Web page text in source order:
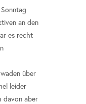
an den
es recht
über
leider
davon aber